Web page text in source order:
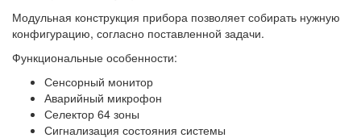
Модульная конструкция прибора позволяет собирать нужную
конфигурацию, согласно поставленной задачи.
Функциональные особенности:
Сенсорный монитор
Аварийный микрофон
Селектор 64 зоны
Сигнализация состояния системы